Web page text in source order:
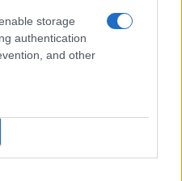
storage
authentication
and other
temperature in calo
a Catania, ma il tour
sono”